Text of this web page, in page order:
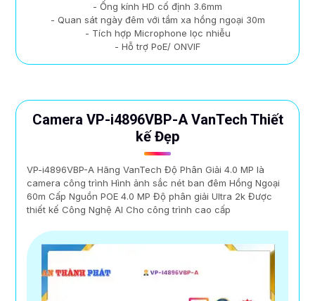
- Ống kính HD cố định 3.6mm
- Quan sát ngày đêm với tầm xa hồng ngoại 30m
- Tích hợp Microphone lọc nhiễu
- Hỗ trợ PoE/ ONVIF
Camera VP-i4896VBP-A VanTech Thiết
kế Đẹp
VP-i4896VBP-A Hãng VanTech Độ Phân Giải 4.0 MP là
camera công trình Hình ảnh sắc nét ban đêm Hồng Ngoại
60m Cấp Nguồn POE 4.0 MP Độ phân giải Ultra 2k Được
thiết kế Công Nghệ AI Cho công trình cao cấp